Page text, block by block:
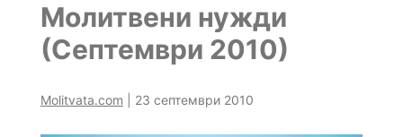
Молитвени нужди
(Септември 2010)
Molitvata.com 23 септември 2010